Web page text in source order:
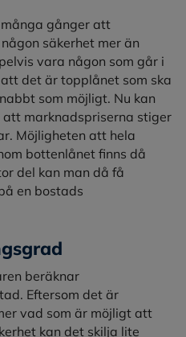
gånger att
säkerhet mer än
vara någon som går i
det är topplånet som ska
som möjligt. Nu kan
marknadspriserna stiger
Möjligheten att hela
bottenlånet finns då
del kan man då få
en bostads
beräknar
Eftersom det är
vad som är möjligt att
kan det skilja lite